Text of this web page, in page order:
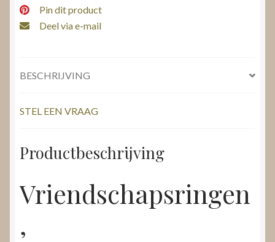
Pin dit product
Deel via e-mail
BESCHRIJVING
STEL EEN VRAAG
Productbeschrijving
Vriendschapsringen
,